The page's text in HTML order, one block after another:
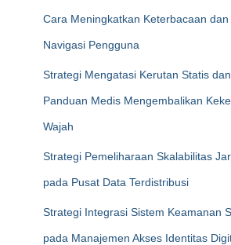
Cara Meningkatkan Keterbacaan
Navigasi Pengguna
Strategi Mengatasi Kerutan Statis
Panduan Medis Mengembalikan
Wajah
Strategi Pemeliharaan Skalabilitas
pada Pusat Data Terdistribusi
Strategi Integrasi Sistem Keamanan
pada Manajemen Akses Identitas